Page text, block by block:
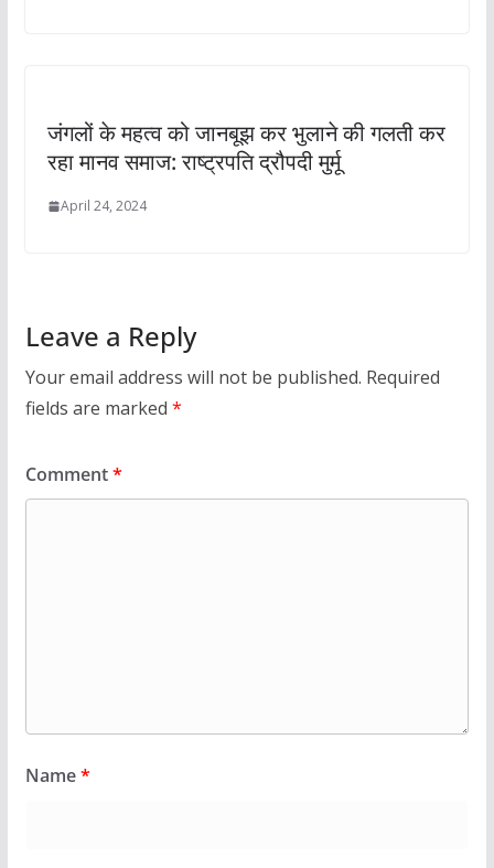
जंगलों के महत्व को जानबूझ कर भुलाने की गलती कर
रहा मानव समाज: राष्ट्रपति द्रौपदी मुर्मू
April 24, 2024
Leave a Reply
Your email address will not be published. Required
fields are marked *
Comment*
Name*